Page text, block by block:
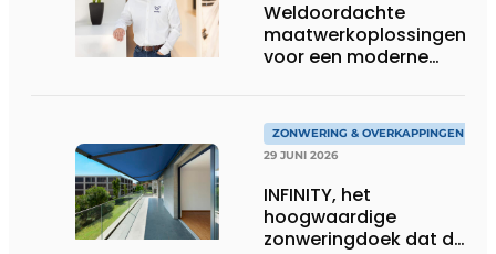
Weldoordachte
maatwerkoplossingen
voor een moderne
ZONWERING & OVERKAPPINGEN
29 JUNI 2026
INFINITY, het
hoogwaardige
zonweringdoek dat de